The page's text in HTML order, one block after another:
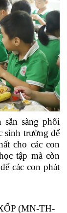
sàng phối
sinh trường để
cho các con
tập mà còn
các con phát
(MN-TH-